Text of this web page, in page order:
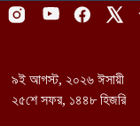
৯ই আগস্ট, ২০২৬ ঈসায়ী
২৫শে সফর, ১৪৪৮ হিজরি